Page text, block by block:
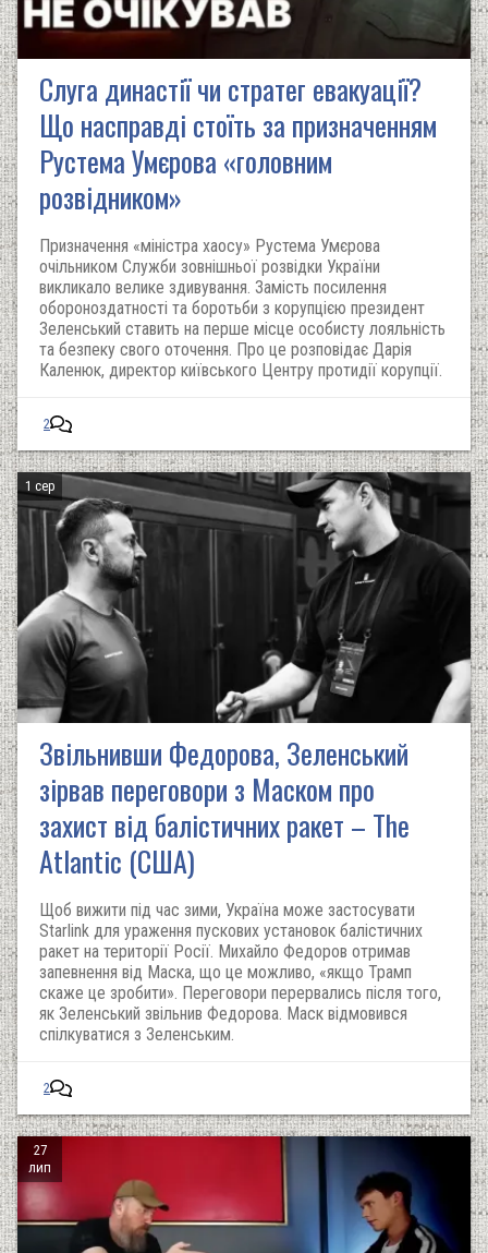
Слуга династії чи стратег евакуації?
Що насправді стоїть за призначенням
Рустема Умєрова «головним
розвідником»
Призначення «міністра хаосу» Рустема Умєрова
очільником Служби зовнішньої розвідки України
викликало велике здивування. Замість посилення
обороноздатності та боротьби з корупцією президент
Зеленський ставить на перше місце особисту лояльність
та безпеку свого оточення. Про це розповідає Дарія
Каленюк, директор київського Центру протидії корупції. ‬
2
1 сер
Звільнивши Федорова, Зеленський
зірвав переговори з Маском про
захист від балістичних ракет – The
Atlantic (США)
Щоб вижити під час зими, Україна може застосувати
Starlink для ураження пускових установок балістичних
ракет на території Росії. Михайло Федоров отримав
запевнення від Маска, що це можливо, «якщо Трамп
скаже це зробити». Переговори перервались після того,
як Зеленський звільнив Федорова. Маск відмовився
спілкуватися з Зеленським.
2
27
лип